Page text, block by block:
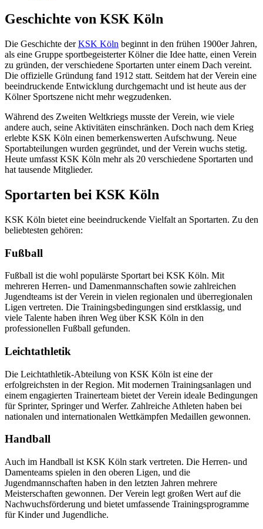
Geschichte von KSK Köln
Die Geschichte derKSK Köln beginnt in den frühen 1900er Jahren,
als eine Gruppe sportbegeisterter Kölner die Idee hatte, einen Verein
zu gründen, der verschiedene Sportarten unter einem Dach vereint.
Die offizielle Gründung fand 1912 statt. Seitdem hat der Verein eine
beeindruckende Entwicklung durchgemacht und ist heute aus der
Kölner Sportszene nicht mehr wegzudenken.
Während des Zweiten Weltkriegs musste der Verein, wie viele
andere auch, seine Aktivitäten einschränken. Doch nach dem Krieg
erlebte KSK Köln einen bemerkenswerten Aufschwung. Neue
Sportabteilungen wurden gegründet, und der Verein wuchs stetig.
Heute umfasst KSK Köln mehr als 20 verschiedene Sportarten und
hat tausende Mitglieder.
Sportarten bei KSK Köln
KSK Köln bietet eine beeindruckende Vielfalt an Sportarten. Zu den
beliebtesten gehören:
Fußball
Fußball ist die wohl populärste Sportart bei KSK Köln. Mit
mehreren Herren- und Damenmannschaften sowie zahlreichen
Jugendteams ist der Verein in vielen regionalen und überregionalen
Ligen vertreten. Die Trainingsbedingungen sind erstklassig, und
viele Talente haben ihren Weg über KSK Köln in den
professionellen Fußball gefunden.
Leichtathletik
Die Leichtathletik-Abteilung von KSK Köln ist eine der
erfolgreichsten in der Region. Mit modernen Trainingsanlagen und
einem engagierten Trainerteam bietet der Verein ideale Bedingungen
für Sprinter, Springer und Werfer. Zahlreiche Athleten haben bei
nationalen und internationalen Wettkämpfen Medaillen gewonnen.
Handball
Auch im Handball ist KSK Köln stark vertreten. Die Herren- und
Damenteams spielen in den oberen Ligen, und die
Jugendmannschaften haben in den letzten Jahren mehrere
Meisterschaften gewonnen. Der Verein legt großen Wert auf die
Nachwuchsförderung und bietet umfassende Trainingsprogramme
für Kinder und Jugendliche.